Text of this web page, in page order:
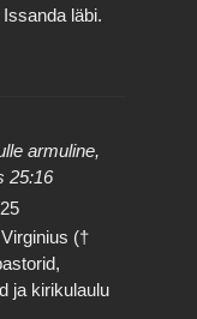
läbi.
armuline,
25:16
(†
ja kirikulaulu